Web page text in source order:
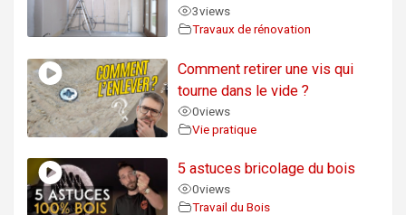
3views
Travaux de rénovation
Comment retirer une vis qui
tourne dans le vide ?
0views
Vie pratique
5 astuces bricolage du bois
0views
Travail du Bois